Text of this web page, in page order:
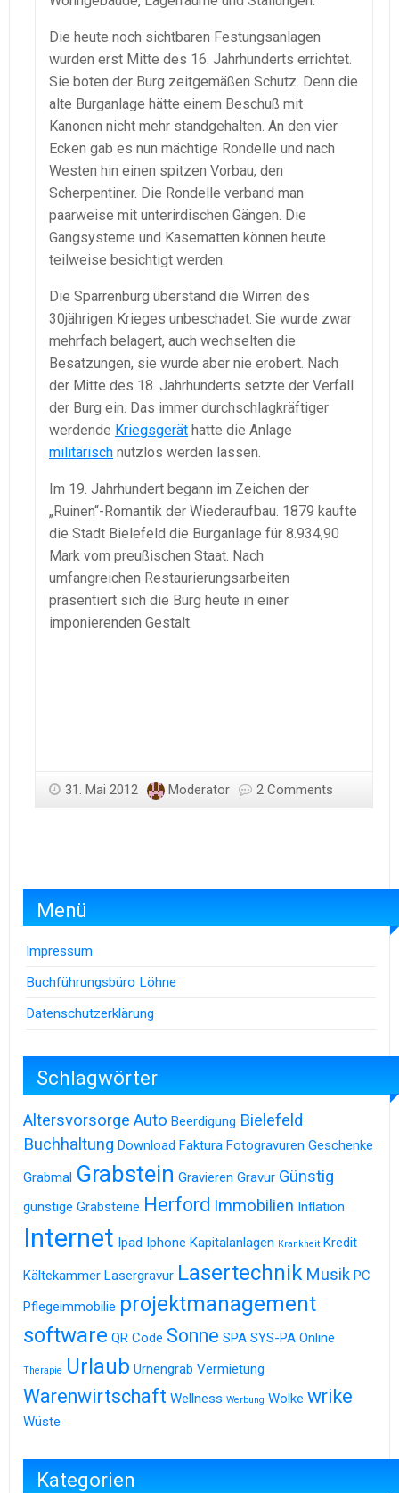
Die heute noch sichtbaren Festungsanlagen
wurden erst Mitte des 16. Jahrhunderts errichtet.
Sie boten der Burg zeitgemäßen Schutz. Denn die
alte Burganlage hätte einem Beschuß mit
Kanonen nicht mehr standgehalten. An den vier
Ecken gab es nun mächtige Rondelle und nach
Westen hin einen spitzen Vorbau, den
Scherpentiner. Die Rondelle verband man
paarweise mit unterirdischen Gängen. Die
Gangsysteme und Kasematten können heute
teilweise besichtigt werden.
Die Sparrenburg überstand die Wirren des
30jährigen Krieges unbeschadet. Sie wurde zwar
mehrfach belagert, auch wechselten die
Besatzungen, sie wurde aber nie erobert. Nach
der Mitte des 18. Jahrhunderts setzte der Verfall
der Burg ein. Das immer durchschlagkräftiger
werdende Kriegsgerät hatte die Anlage
militärisch nutzlos werden lassen.
Im 19. Jahrhundert begann im Zeichen der
„Ruinen“-Romantik der Wiederaufbau. 1879 kaufte
die Stadt Bielefeld die Burganlage für 8.934,90
Mark vom preußischen Staat. Nach
umfangreichen Restaurierungsarbeiten
präsentiert sich die Burg heute in einer
imponierenden Gestalt.
31. Mai 2012 Moderator 2 Comments
Menü
Impressum
Buchführungsbüro Löhne
Datenschutzerklärung
Schlagwörter
Altersvorsorge Auto Beerdigung Bielefeld
Buchhaltung Download Faktura Fotogravuren Geschenke
Grabmal Grabstein Gravieren Gravur Günstig
günstige Grabsteine Herford Immobilien Inflation
Internet Ipad Iphone Kapitalanlagen Krankheit Kredit
Kältekammer Lasergravur Lasertechnik Musik PC
Pflegeimmobilie projektmanagement
software QR Code Sonne SPA SYS-PA Online
Therapie Urlaub Urnengrab Vermietung
Warenwirtschaft Wellness Werbung Wolke wrike
Wüste
Kategorien